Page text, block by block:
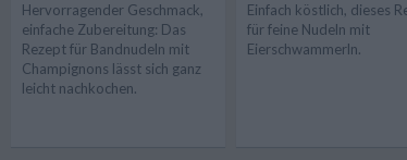
Hervorragender Geschmack,
einfache Zubereitung: Das
Rezept für Bandnudeln mit
Champignons lässt sich ganz
leicht nachkochen.
Einfach köstlich, dieses
für feine Nudeln mit
Eierschwammerln.